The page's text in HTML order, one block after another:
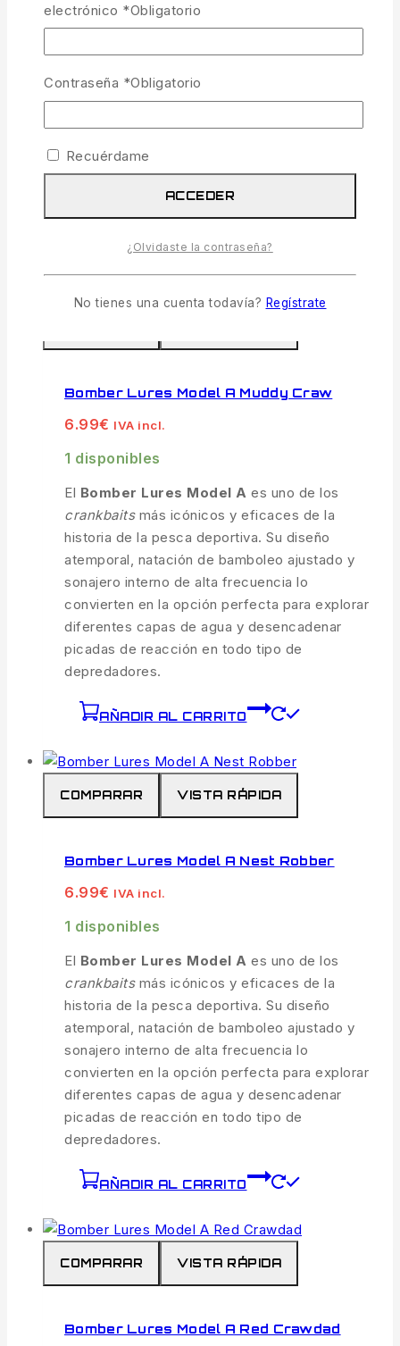
ElBomber Lures Model Aes uno de los
atemporal, natación de bamboleo ajustado y
diferentes capas de agua y desencadenar
picadas de reacción en todo tipo de
AÑADIR AL CARRITO
Bomber Lures Model A Muddy Craw
6.99€ IVA incl.
1 disponibles
El Bomber Lures Model A es uno de los
crankbaitsmás icónicos y eficaces de la
historia de la pesca deportiva. Su diseño
atemporal, natación de bamboleo ajustado y
sonajero interno de alta frecuencia lo
convierten en la opción perfecta para explorar
diferentes capas de agua y desencadenar
picadas de reacción en todo tipo de
depredadores.
AÑADIR AL CARRITO
COMPARAR VISTA RÁPIDA
Bomber Lures Model A Nest Robber
6.99€ IVA incl.
1 disponibles
El Bomber Lures Model A es uno de los
crankbaitsmás icónicos y eficaces de la
historia de la pesca deportiva. Su diseño
atemporal, natación de bamboleo ajustado y
sonajero interno de alta frecuencia lo
convierten en la opción perfecta para explorar
diferentes capas de agua y desencadenar
picadas de reacción en todo tipo de
depredadores.
AÑADIR AL CARRITO
COMPARAR VISTA RÁPIDA
Bomber Lures Model A Red Crawdad
electrónico *Obligatorio
Contraseña *Obligatorio
Recuérdame
ACCEDER
¿Olvidaste la contraseña?
No tienes una cuenta todavía? Regístrate